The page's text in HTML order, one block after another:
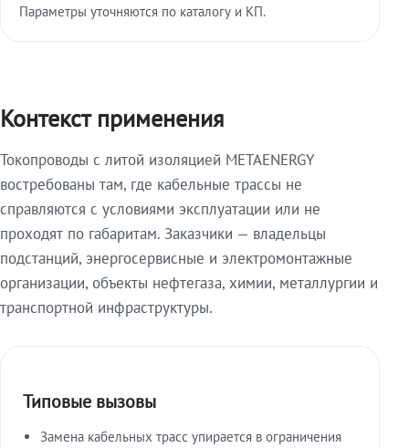
Параметры уточняются по каталогу и КП.
Контекст применения
Токопроводы с литой изоляцией METAENERGY
востребованы там, где кабельные трассы не
справляются с условиями эксплуатации или не
проходят по габаритам. Заказчики — владельцы
подстанций, энергосервисные и электромонтажные
организации, объекты нефтегаза, химии, металлургии и
транспортной инфраструктуры.
Типовые вызовы
Замена кабельных трасс упирается в ограничения